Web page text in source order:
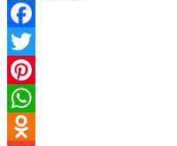
Facebook
Twitter
Pinterest
WhatsApp